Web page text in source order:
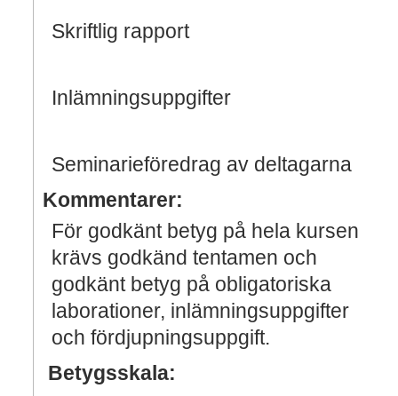
Skriftlig rapport
Inlämningsuppgifter
Seminarieföredrag av deltagarna
Kommentarer:
För godkänt betyg på hela kursen
krävs godkänd tentamen och
godkänt betyg på obligatoriska
laborationer, inlämningsuppgifter
och fördjupningsuppgift.
Betygsskala: